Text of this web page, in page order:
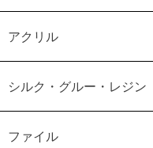
アクリル
シルク・グルー・レジン
ファイル